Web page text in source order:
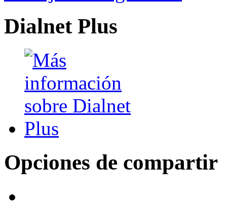
Dialnet Plus
Opciones de compartir